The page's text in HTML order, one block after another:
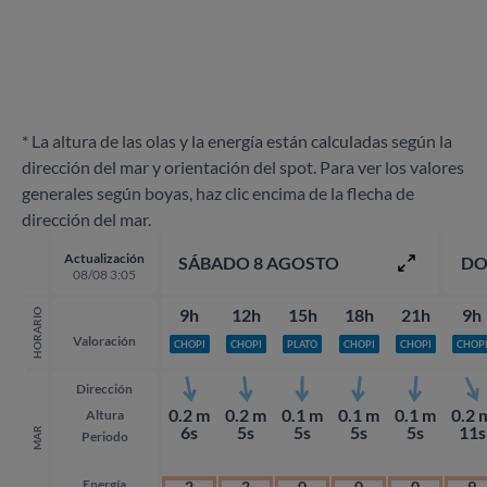
* La altura de las olas y la energía están calculadas según la
dirección del mar y orientación del spot. Para ver los valores
generales según boyas, haz clic encima de la flecha de
dirección del mar.
Actualización
08/08 3:05
HORARIO Valoración
MAR
Dirección
Altura
Periodo
SÁBADO 8 AGOSTO
9h
CHOPI
0.2 m
6s
12h
CHOPI
0.2 m
5s
15h
PLATO
0.1 m
5s
18h
CHOPI
0.1 m
5s
21h
CHOPI
0.1 m
5s
9h
CHOPI
0.2
11s